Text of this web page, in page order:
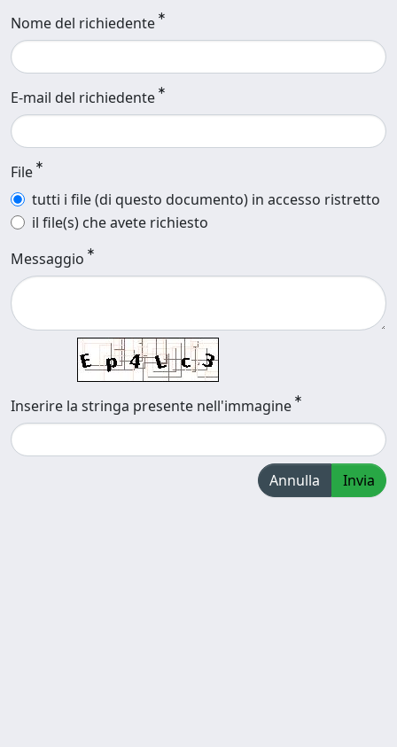
Nome del richiedente
E-mail del richiedente
File
tutti i file (di questo documento) in accesso ristretto
il file(s) che avete richiesto
Messaggio
Inserire la stringa presente nell'immagine
Annulla Invia